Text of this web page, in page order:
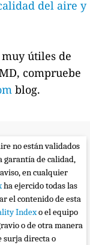
del aire y
útiles de
compruebe
blog.
no están validados
garantía de calidad,
en cualquier
ha ejercido todas las
el contenido de esta
Indexo el equipo
o de otra manera
surja directa o